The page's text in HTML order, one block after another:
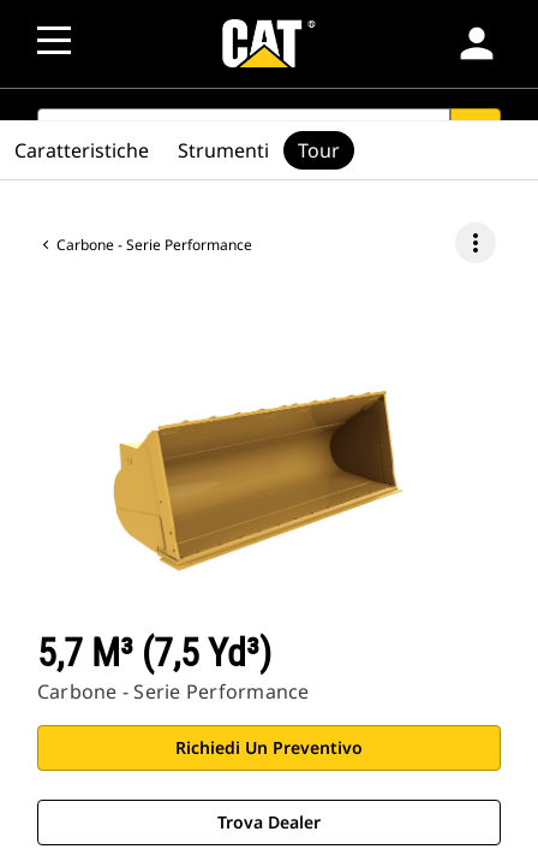
person
SEARCH
Carbone - Serie Performance more_vert
5,7 M³ (7,5 Yd³)
Carbone - Serie Performance
Richiedi Un Preventivo
Trova Dealer
Caratteristiche Strumenti Tour